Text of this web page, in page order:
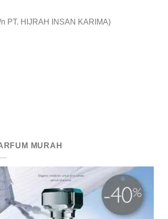
n PT. HIJRAH INSAN KARIMA)
MURAH